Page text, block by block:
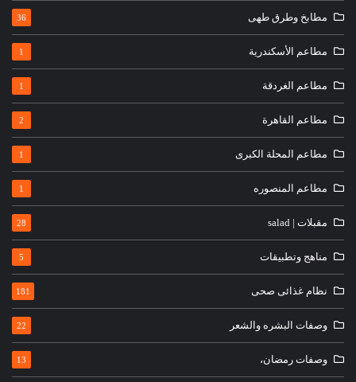
مطابخ وطرق طهى 36
مطاعم الأسكندرية 1
مطاعم الغردقة 1
مطاعم القاهرة 2
مطاعم المحلة الكبرى 1
مطاعم المنصوره 1
مقبلات | salad 28
مناهج وتطبيقات 5
نظام غذائى صحى 181
وصفات البشره والشعر 22
وصفات رمضان، 13